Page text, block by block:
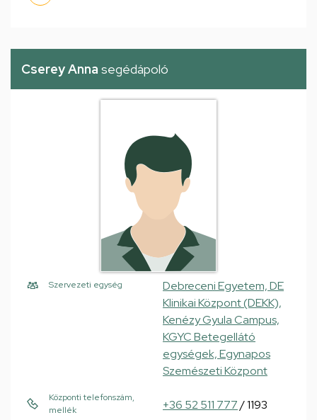
Cserey Anna segédápoló
Szervezeti egység
Debreceni Egyetem, DE
Klinikai Központ (DEKK),
Kenézy Gyula Campus,
KGYC Betegellátó
egységek, Egynapos
Szemészeti Központ
Központi telefonszám,
mellék
+36 52 511 777/ 1193